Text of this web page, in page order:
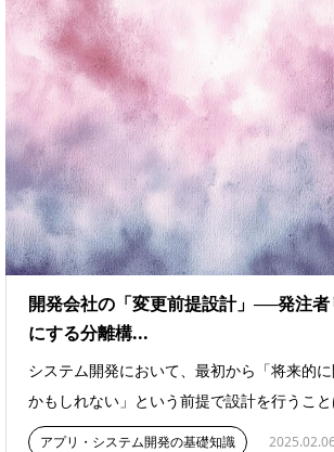
開発会社の「変更前提設計」──発注
にする分離構...
システム開発において、最初から「将来的
かもしれない」という前提で設計を行うこ
アプリ・システム開発の基礎知識